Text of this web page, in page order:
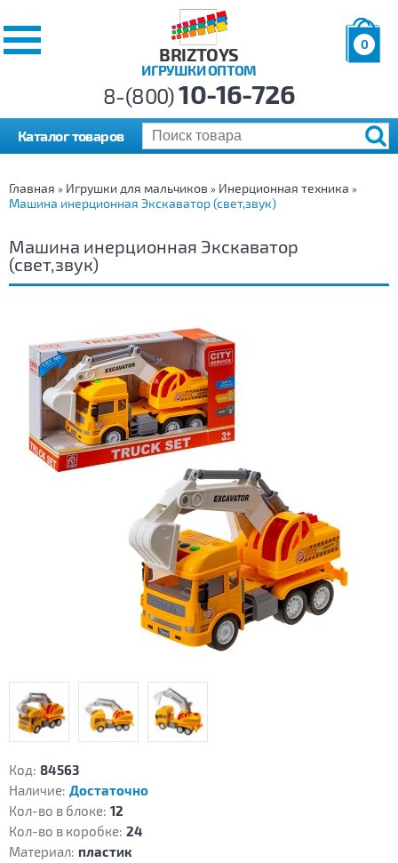
BRIZTOYS
ИГРУШКИ ОПТОМ
0
р.
8-(800)10-16-726
Каталог товаров
Главная » Игрушки для мальчиков » Инерционная техника »
Машина инерционная Экскаватор (свет,звук)
Машина инерционная Экскаватор
(свет,звук)
Код: 84563
Наличие: Достаточно
Кол-во в блоке: 12
Кол-во в коробке: 24
Материал: пластик